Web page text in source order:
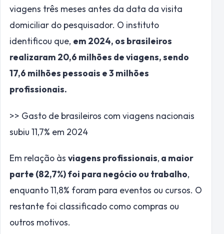
viagens três meses antes da data da visita
domiciliar do pesquisador. O instituto
identificou que, em 2024, os brasileiros
realizaram 20,6 milhões de viagens, sendo
17,6 milhões pessoais e 3 milhões
profissionais.
>> Gasto de brasileiros com viagens nacionais
subiu 11,7% em 2024
Em relação às viagens profissionais, a maior
parte (82,7%) foi para negócio ou trabalho,
enquanto 11,8% foram para eventos ou cursos. O
restante foi classificado como compras ou
outros motivos.